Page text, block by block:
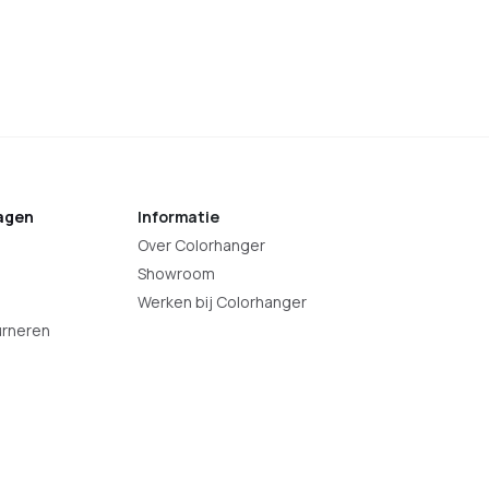
Informatie
Over Colorhanger
Showroom
Werken bij Colorhanger